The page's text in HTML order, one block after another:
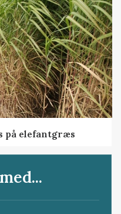
på elefantgræs